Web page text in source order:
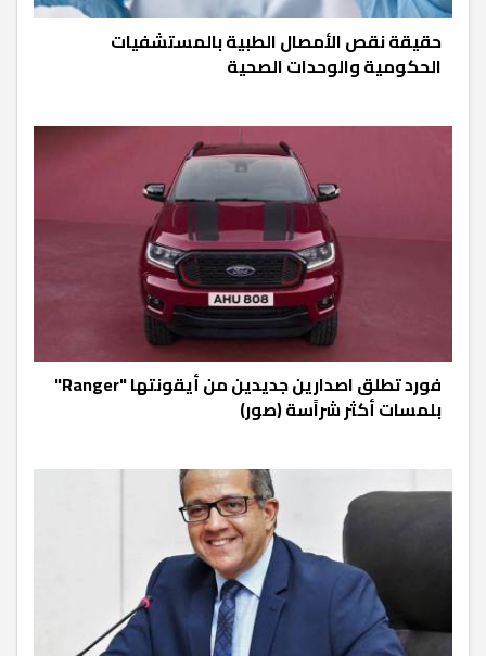
حقيقة نقص الأمصال الطبية بالمستشفيات
الحكومية والوحدات الصحية
فورد تطلق اصدارين جديدين من أيقونتها "Ranger"
بلمسات أكثر شراًسة (صور)